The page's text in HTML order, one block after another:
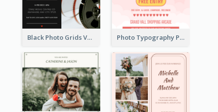
Black Photo Grids Valentines Day Movie Night Invitation Photo Typography Party Invitation Design Templates